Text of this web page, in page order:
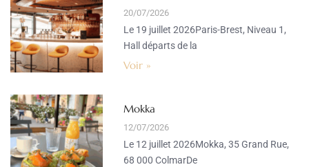
20/07/2026
Le 19 juillet 2026Paris-Brest, Niveau 1,
Hall départs de la
Voir »
Mokka
12/07/2026
Le 12 juillet 2026Mokka, 35 Grand Rue,
68 000 ColmarDe